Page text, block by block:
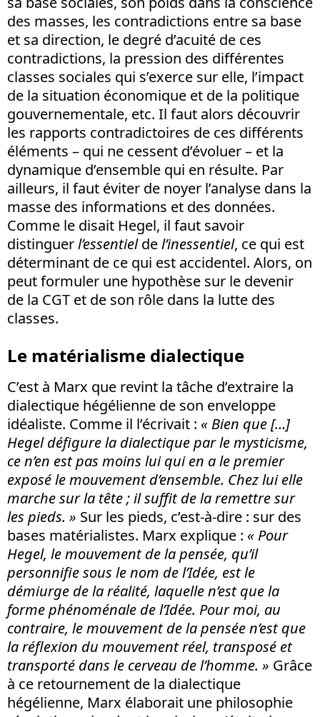
des masses, les contradictions entre sa base
et sa direction, le degré d’acuité de ces
contradictions, la pression des différentes
classes sociales qui s’exerce sur elle, l’impact
de la situation économique et de la politique
gouvernementale, etc. Il faut alors découvrir
les rapports contradictoires de ces différents
éléments – qui ne cessent d’évoluer – et la
dynamique d’ensemble qui en résulte. Par
ailleurs, il faut éviter de noyer l’analyse dans la
masse des informations et des données.
Comme le disait Hegel, il faut savoir
distinguerl’essentieldel’inessentiel, ce qui est
déterminant de ce qui est accidentel. Alors, on
peut formuler une hypothèse sur le devenir
de la CGT et de son rôle dans la lutte des
classes.
Le matérialisme dialectique
C’est à Marx que revint la tâche d’extraire la
dialectique hégélienne de son enveloppe
idéaliste. Comme il l’écrivait : « Bien que […]
Hegel défigure la dialectique par le mysticisme,
ce n’en est pas moins lui qui en a le premier
exposé le mouvement d’ensemble. Chez lui elle
marche sur la tête ; il suffit de la remettre sur
les pieds. » Sur les pieds, c’est-à-dire : sur des
bases matérialistes. Marx explique : « Pour
Hegel, le mouvement de la pensée, qu’il
personnifie sous le nom de l’Idée, est le
démiurge de la réalité, laquelle n’est que la
forme phénoménale de l’Idée. Pour moi, au
contraire, le mouvement de la pensée n’est que
la réflexion du mouvement réel, transposé et
transporté dans le cerveau de l’homme. » Grâce
à ce retournement de la dialectique
hégélienne, Marx élaborait une philosophie